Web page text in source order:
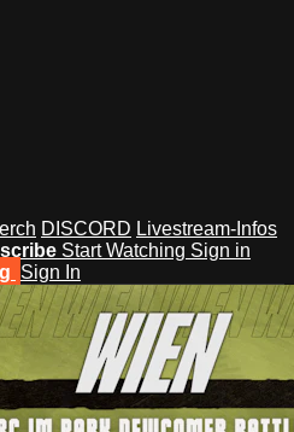
DISCORD Livestream-Infos
Start Watching Sign in
Sign In